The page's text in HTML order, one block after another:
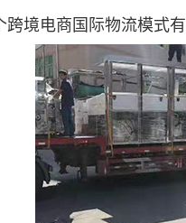
境电商国际物流模式有